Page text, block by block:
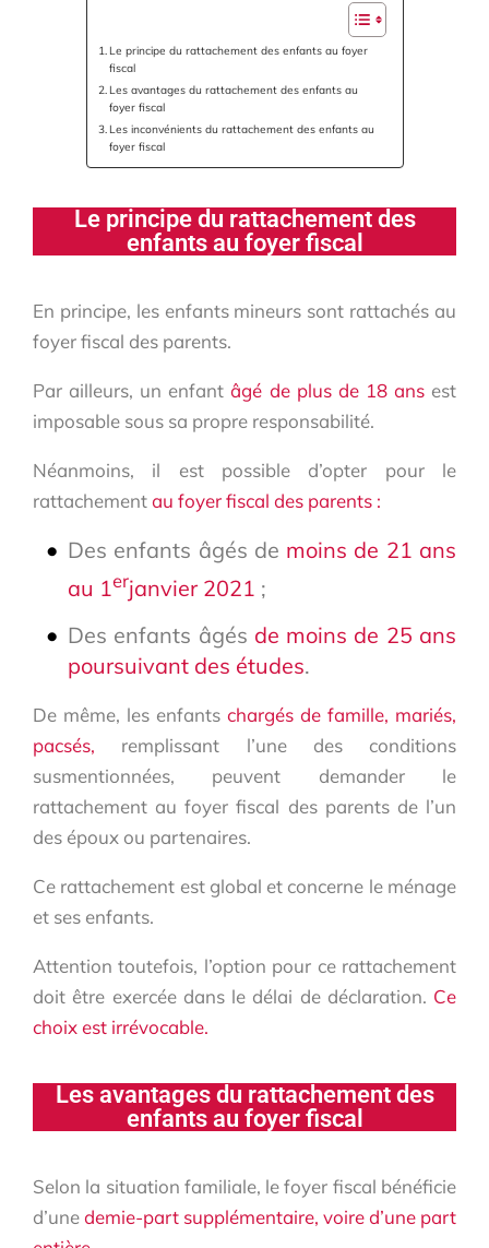
Le principe du rattachement des enfants au foyer
fiscal
Les avantages du rattachement des enfants au
foyer fiscal
Les inconvénients du rattachement des enfants au
foyer fiscal
Le principe du rattachement des
enfants au foyer fiscal
En principe, les enfants mineurs sont rattachés au
foyer fiscal des parents.
Par ailleurs, un enfantâgé de plus de 18 ansest
imposable sous sa propre responsabilité.
Néanmoins, il est possible d’opter pour le
rattachementau foyer fiscal des parents :
Des enfants âgés de moins de 21 ans
au 1erjanvier 2021 ;
Des enfants âgés de moins de 25 ans
poursuivant des études.
De même, les enfants chargés de famille, mariés,
pacsés, remplissant l’une des conditions
susmentionnées, peuvent demander le
rattachement au foyer fiscal des parents de l’un
des époux ou partenaires.
Ce rattachement est global et concerne le ménage
et ses enfants.
Attention toutefois, l’option pour ce rattachement
doit être exercée dans le délai de déclaration. Ce
choix est irrévocable.
Les avantages du rattachement des
enfants au foyer fiscal
Selon la situation familiale, le foyer fiscal bénéficie
d’unedemie-part supplémentaire, voire d’une part